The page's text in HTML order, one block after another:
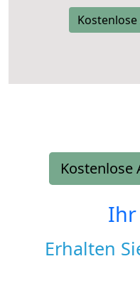
Kostenlose
Ihr
Erhalten